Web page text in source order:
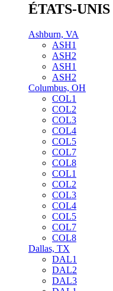
ÉTATS-UNIS
Ashburn, VA
ASH1
ASH2
ASH1
ASH2
Columbus, OH
COL1
COL2
COL3
COL4
COL5
COL7
COL8
COL1
COL2
COL3
COL4
COL5
COL7
COL8
Dallas, TX
DAL1
DAL2
DAL3